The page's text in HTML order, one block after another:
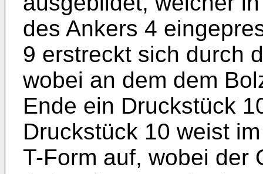
des Ankers 4
9 erstreckt sich durch
wobei an dem dem
Ende ein Druckstück
Druckstück 10 weist
T-Form auf, wobei der